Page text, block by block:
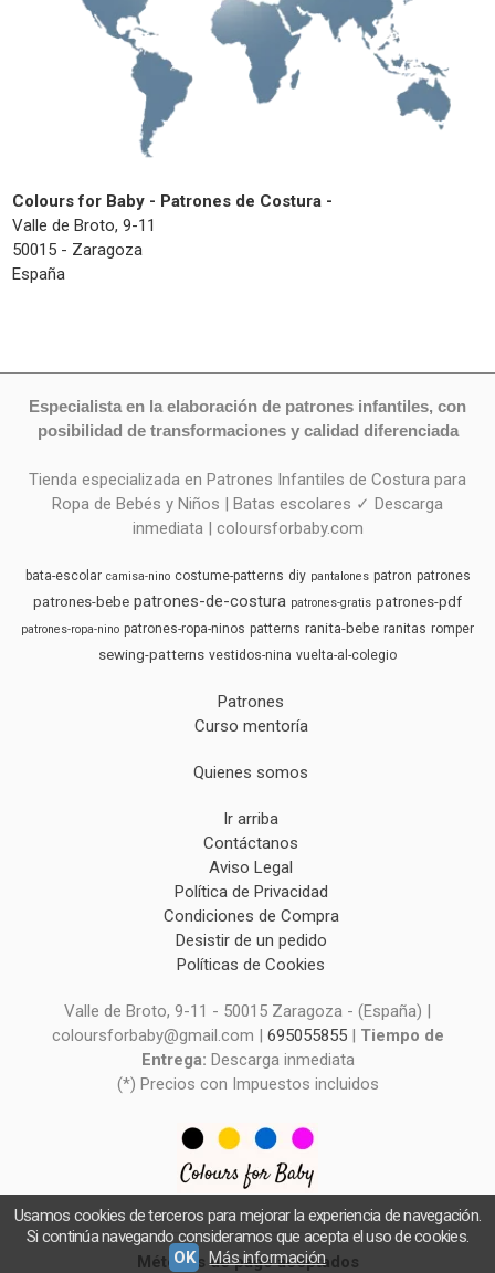
Colours for Baby - Patrones de Costura -
Valle de Broto, 9-11
50015 - Zaragoza
España
Especialista en la elaboración de patrones infantiles, con
posibilidad de transformaciones y calidad diferenciada
Tienda especializada en Patrones Infantiles de Costura para
Ropa de Bebés y Niños | Batas escolares ✓ Descarga
inmediata | coloursforbaby.com
bata-escolar camisa-nino costume-patterns diy pantalones patron patrones
patrones-bebe patrones-de-costura patrones-gratis patrones-pdf
patrones-ropa-nino patrones-ropa-ninos patterns ranita-bebe ranitas romper
sewing-patterns vestidos-nina vuelta-al-colegio
Patrones
Curso mentoría
Quienes somos
Ir arriba
Contáctanos
Aviso Legal
Política de Privacidad
Condiciones de Compra
Desistir de un pedido
Políticas de Cookies
Valle de Broto, 9-11 - 50015 Zaragoza - (España) |
coloursforbaby@gmail.com | 695055855| Tiempo de
Entrega: Descarga inmediata
(*) Precios con Impuestos incluidos
Métodos de pago aceptados
Usamos cookies de terceros para mejorar la experiencia de navegación.
Si continúa navegando consideramos que acepta el uso de cookies.
OK
Más información